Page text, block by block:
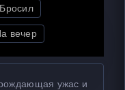
Бросил
вечер
ужас и